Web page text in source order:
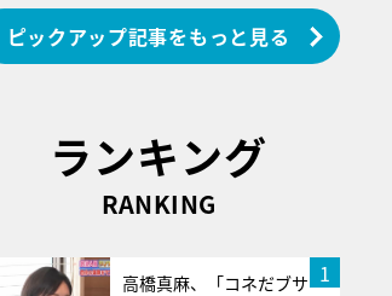
ピックアップ記事をもっと見る
ランキング
RANKING
1
高橋真麻、「コネだブサ